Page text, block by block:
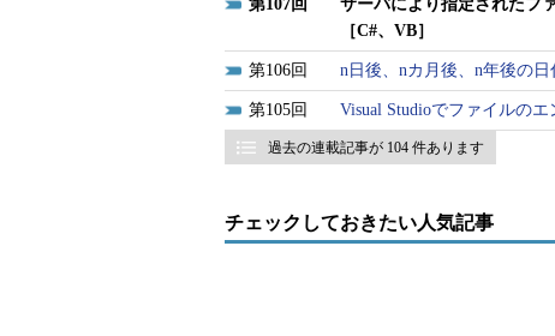
107
サーバにより指定されたフ
［C#、VB］
106 n日後、nカ月後、n年後の日
105 Visual Studioでファイルの
過去の連載記事が 104 件あります
チェックしておきたい人気記事